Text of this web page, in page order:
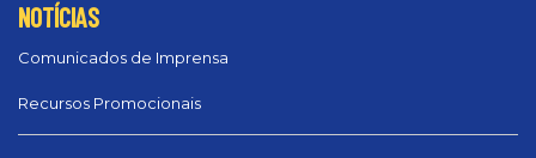
NOTÍCIAS
Comunicados de Imprensa
Recursos Promocionais